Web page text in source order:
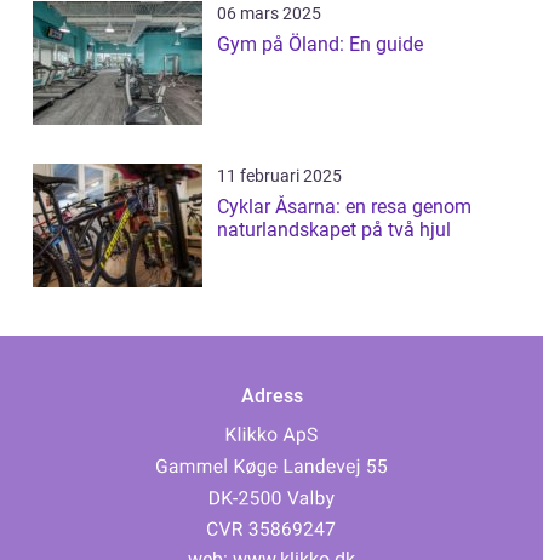
06 mars 2025
Gym på Öland: En guide
11 februari 2025
Cyklar Åsarna: en resa genom
naturlandskapet på två hjul
Adress